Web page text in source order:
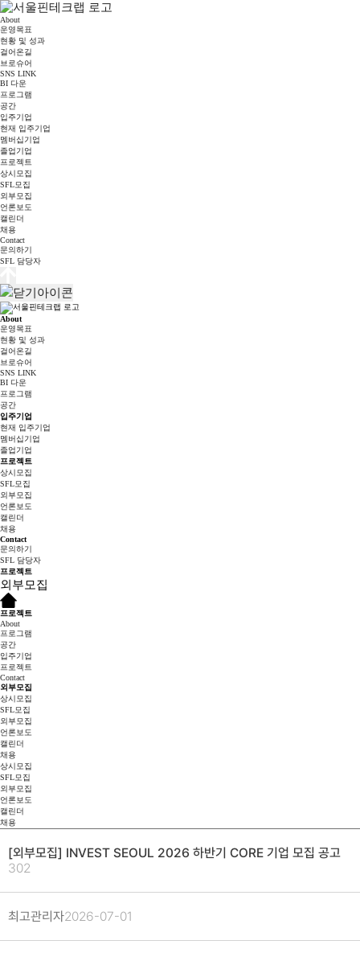
About
운영목표
현황 및 성과
걸어온길
브로슈어
SNS LINK
BI 다운
프로그램
공간
입주기업
현재 입주기업
멤버십기업
졸업기업
프로젝트
상시모집
SFL모집
외부모집
언론보도
캘린더
채용
Contact
문의하기
SFL 담당자
About
운영목표
현황 및 성과
걸어온길
브로슈어
SNS LINK
BI 다운
프로그램
공간
입주기업
현재 입주기업
멤버십기업
졸업기업
프로젝트
상시모집
SFL모집
외부모집
언론보도
캘린더
채용
Contact
문의하기
SFL 담당자
프로젝트
외부모집
프로젝트
About
프로그램
공간
입주기업
프로젝트
Contact
외부모집
상시모집
SFL모집
외부모집
언론보도
캘린더
채용
상시모집
SFL모집
외부모집
언론보도
캘린더
채용
[외부모집] INVEST SEOUL 2026 하반기 CORE 기업 모집 공고
302
최고관리자2026-07-01